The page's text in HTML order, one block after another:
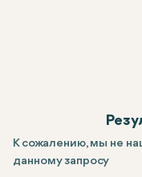
К сожалению, мы не
данному запросу